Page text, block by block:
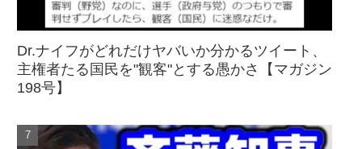
Dr.ナイフがどれだけヤバいか分かるツイート、
主権者たる国民を"観客"とする愚かさ【マガジン
198号】